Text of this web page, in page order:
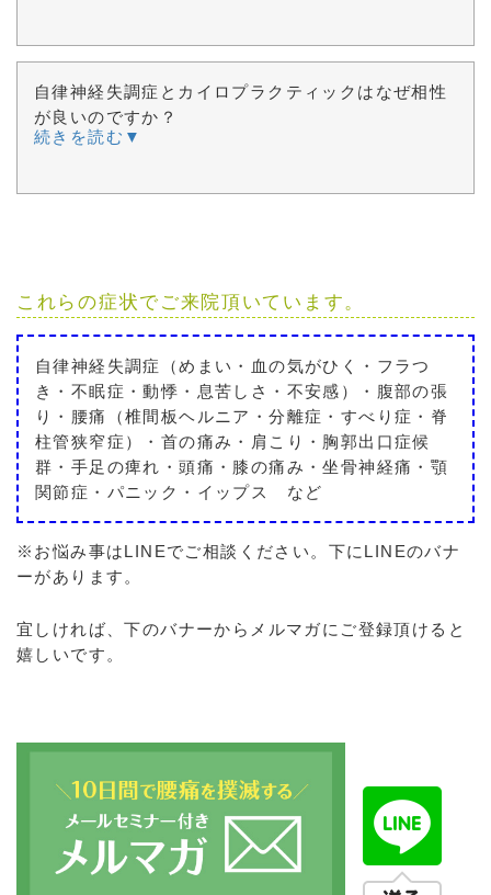
自律神経失調症とカイロプラクティックはなぜ相性
が良いのですか？
続きを読む▼
これらの症状でご来院頂いています。
自律神経失調症（めまい・血の気がひく・フラつ
き・不眠症・動悸・息苦しさ・不安感）・腹部の張
り・腰痛（椎間板ヘルニア・分離症・すべり症・脊
柱管狭窄症）・首の痛み・肩こり・胸郭出口症候
群・手足の痺れ・頭痛・膝の痛み・坐骨神経痛・顎
関節症・パニック・イップス など
※お悩み事はLINEでご相談ください。下にLINEのバナ
ーがあります。
宜しければ、下のバナーからメルマガにご登録頂けると
嬉しいです。